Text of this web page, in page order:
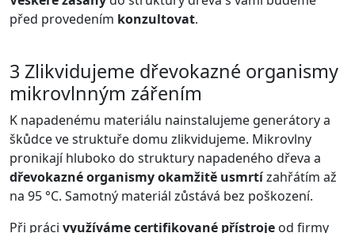
před provedením konzultovat.
3 Zlikvidujeme dřevokazné organismy
mikrovlnným zářením
K napadenému materiálu nainstalujeme generátory a
škůdce ve struktuře domu zlikvidujeme. Mikrovlny
pronikají hluboko do struktury napadeného dřeva a
dřevokazné organismy okamžitě usmrtízahřátím až
na 95 °C. Samotný materiál zůstává bez poškození.
Při práci využíváme certifikované přístroje od firmy